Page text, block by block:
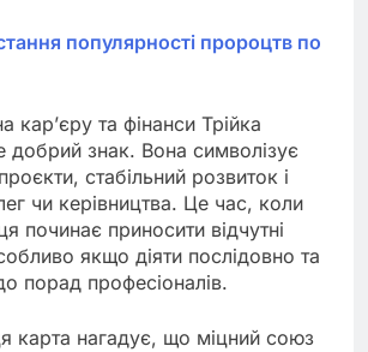
популярності пророцтв по
кар’єру та фінанси Трійка
добрий знак. Вона символізує
стабільний розвиток і
чи керівництва. Це час, коли
починає приносити відчутні
якщо діяти послідовно та
порад професіоналів.
карта нагадує, що міцний союз